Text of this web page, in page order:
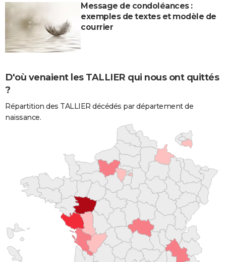
Message de condoléances :
exemples de textes et modèle de
courrier
D'où venaient les TALLIER qui nous ont quittés
?
Répartition des TALLIER décédés par département de
naissance.